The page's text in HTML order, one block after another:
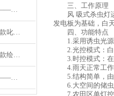
科技驱虫害，节能护田园——太阳能风吸式杀虫灯打造高效防虫新模式
校园气象站有哪些设备-一款叱咤风云的校园气象观测站需哪些仪器#2023已更新
超声波气象站自动设备-一款绘声绘影的超声波微型自动气象站2023已更新
科技赋能农产，智慧转型——农业气象观测设备的技术创新与产业价值
三、工作原理
风 吸式杀虫灯运
发电板为基础，白
四、功能特点
1.采用诱虫光源
2.光控模式：白
3.时控模式：在
4.雨天正常工作
5.结构简单，由
6.大空间的储虫
7.农田区单灯控